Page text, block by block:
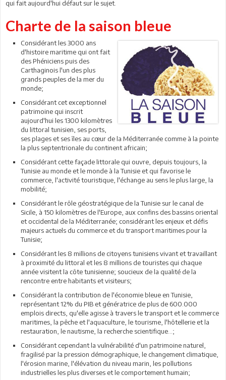
qui fait aujourd'hui défaut sur le sujet.
Charte de la saison bleue
Considérant les 3000 ans
d'histoire maritime qui ont fait
des Phéniciens puis des
Carthaginois l'un des plus
grands peuples de la mer du
monde;
Considérant cet exceptionnel
patrimoine qui inscrit
aujourd'hui les 1300 kilomètres
du littoral tunisien, ses ports,
ses plages et ses îles au cœur de la Méditerranée comme à la pointe
la plus septentrionale du continent africain;
Considérant cette façade littorale qui ouvre, depuis toujours, la
Tunisie au monde et le monde à la Tunisie et qui favorise le
commerce, l'activité touristique, l'échange au sens le plus large, la
mobilité;
Considérant le rôle géostratégique de la Tunisie sur le canal de
Sicile, à 150 kilomètres de l'Europe, aux confins des bassins oriental
et occidental de la Méditerranée; considérant les enjeux et défis
majeurs actuels du commerce et du transport maritimes pour la
Tunisie;
Considérant les 8 millions de citoyens tunisiens vivant et travaillant
à proximité du littoral et les 8 millions de touristes qui chaque
année visitent la côte tunisienne; soucieux de la qualité de la
rencontre entre habitants et visiteurs;
Considérant la contribution de l'économie bleue en Tunisie,
représentant 12% du PIB et génératrice de plus de 600.000
emplois directs, qu'elle agisse à travers le transport et le commerce
maritimes, la pêche et l'aquaculture, le tourisme, l'hôtellerie et la
restauration, le nautisme, la recherche scientifique...;
Considérant cependant la vulnérabilité d'un patrimoine naturel,
fragilisé par la pression démographique, le changement climatique,
l'érosion marine, l'élévation du niveau marin, les pollutions
industrielles les plus diverses et le comportement humain;